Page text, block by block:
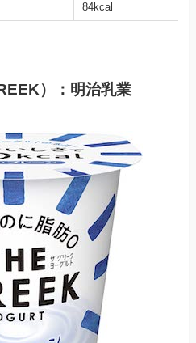
84kcal
）：明治乳業